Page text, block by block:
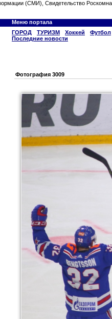
(СМИ), Свидетельство
Меню портала
ГОРОД
ТУРИЗМ Хоккей
Футбол
Последние новости
Фотография 3009